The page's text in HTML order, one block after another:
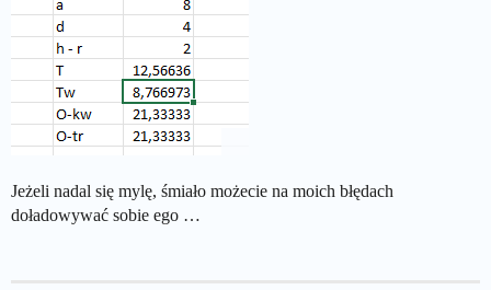
Jeżeli nadal się mylę, śmiało możecie na moich błędach
doładowywać sobie ego …